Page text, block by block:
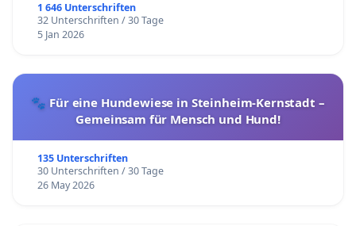
1 646 Unterschriften
32 Unterschriften / 30 Tage
5 Jan 2026
🐾 Für eine Hundewiese in Steinheim-Kernstadt –
Gemeinsam für Mensch und Hund!
135 Unterschriften
30 Unterschriften / 30 Tage
26 May 2026